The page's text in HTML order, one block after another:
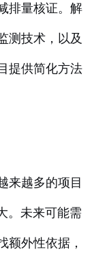
排量核证。解
测技术，以及
提供简化方法
来越多的项目
。未来可能需
额外性依据，